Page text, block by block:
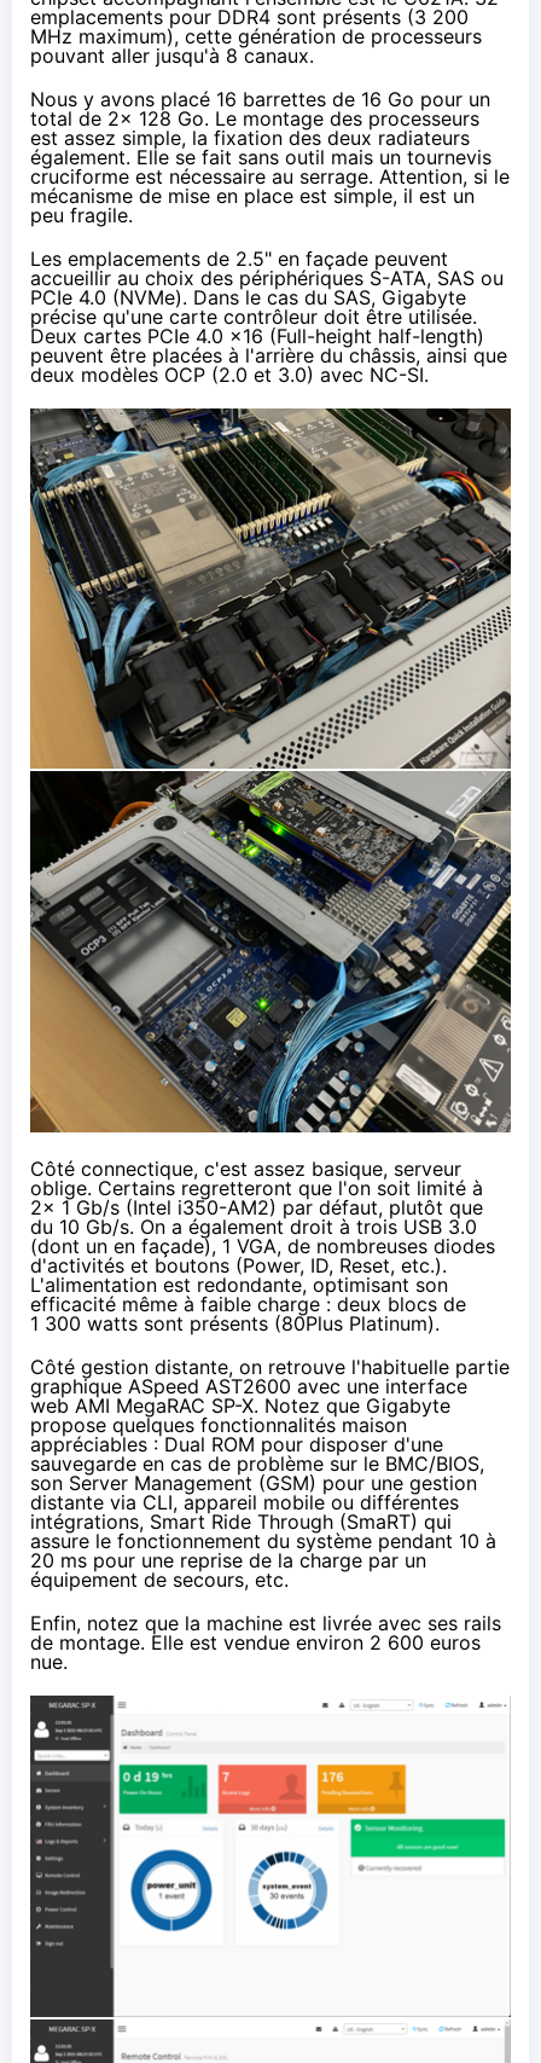
emplacements pour DDR4 sont présents (3 200
MHz maximum), cette génération de processeurs
pouvant aller jusqu'à 8 canaux.
Nous y avons placé 16 barrettes de 16 Go pour un
total de 2x 128 Go. Le montage des processeurs
est assez simple, la fixation des deux radiateurs
également. Elle se fait sans outil mais un tournevis
cruciforme est nécessaire au serrage. Attention, si le
mécanisme de mise en place est simple, il est un
peu fragile.
Les emplacements de 2.5" en façade peuvent
accueillir au choix des périphériques S-ATA, SAS ou
PCIe 4.0 (NVMe). Dans le cas du SAS, Gigabyte
précise qu'une carte contrôleur doit être utilisée.
Deux cartes PCIe 4.0 x16 (Full-height half-length)
peuvent être placées à l'arrière du châssis, ainsi que
deux modèles OCP (2.0 et 3.0) avec NC-SI.
Côté connectique, c'est assez basique, serveur
oblige. Certains regretteront que l'on soit limité à
2x 1 Gb/s (Intel i350-AM2) par défaut, plutôt que
du 10 Gb/s. On a également droit à trois USB 3.0
(dont un en façade), 1 VGA, de nombreuses diodes
d'activités et boutons (Power, ID, Reset, etc.).
L'alimentation est redondante, optimisant son
efficacité même à faible charge : deux blocs de
1 300 watts sont présents (80Plus Platinum).
Côté gestion distante, on retrouve l'habituelle partie
graphique ASpeed AST2600 avec une interface
web AMI MegaRAC SP-X. Notez que Gigabyte
propose quelques fonctionnalités maison
appréciables : Dual ROM pour disposer d'une
sauvegarde en cas de problème sur le BMC/BIOS,
son Server Management (GSM) pour une gestion
distante via CLI, appareil mobile ou différentes
intégrations, Smart Ride Through (SmaRT) qui
assure le fonctionnement du système pendant 10 à
20 ms pour une reprise de la charge par un
équipement de secours, etc.
Enfin, notez que la machine est livrée avec ses rails
de montage. Elle est vendue environ 2 600 euros
nue.